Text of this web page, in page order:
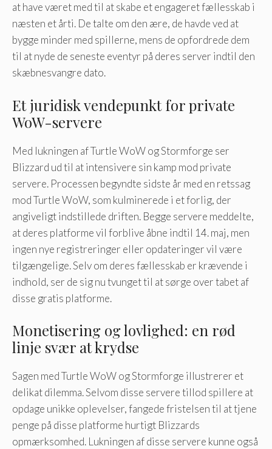
at have været med til at skabe et engageret fællesskab i
næsten et årti. De talte om den ære, de havde ved at
bygge minder med spillerne, mens de opfordrede dem
til at nyde de seneste eventyr på deres server indtil den
skæbnesvangre dato.
Et juridisk vendepunkt for private
WoW-servere
Med lukningen af ​​Turtle WoW og Stormforge ser
Blizzard ud til at intensivere sin kamp mod private
servere. Processen begyndte sidste år med en retssag
mod Turtle WoW, som kulminerede i et forlig, der
angiveligt indstillede driften. Begge servere meddelte,
at deres platforme vil forblive åbne indtil 14. maj, men
ingen nye registreringer eller opdateringer vil være
tilgængelige. Selv om deres fællesskab er krævende i
indhold, ser de sig nu tvunget til at sørge over tabet af
disse gratis platforme.
Monetisering og lovlighed: en rød
linje svær at krydse
Sagen med Turtle WoW og Stormforge illustrerer et
delikat dilemma. Selvom disse servere tillod spillere at
opdage unikke oplevelser, fangede fristelsen til at tjene
penge på disse platforme hurtigt Blizzards
opmærksomhed. Lukningen af ​​disse servere kunne også